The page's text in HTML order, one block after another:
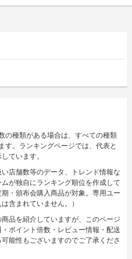
の種類がある場合は、すべての種類
す。ランキングページでは、代表と
ています。
店舗数等のデータ、トレンド情報な
が独自にランキング順位を作成して
・頒布会購入商品が対象。専用ユー
含まれていません。）
品を紹介していますが、このページ
ポイント倍数・レビュー情報・配送
能性もございますのでご了承くださ